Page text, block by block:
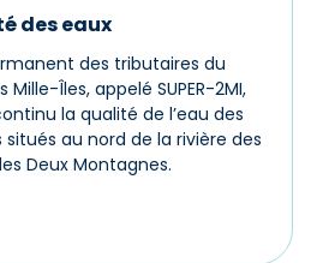
des eaux
des tributaires du
Îles, appelé SUPER-2MI,
la qualité de l’eau des
au nord de la rivière des
Deux Montagnes.